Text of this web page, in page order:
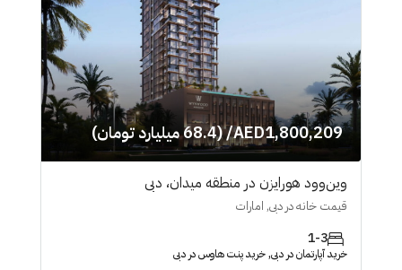
AED1,800,209/ (68.4 میلیارد تومان)
وین‌وود هورایزن در منطقه میدان، دبی
قیمت خانه در دبی, امارات
1-3
خرید آپارتمان در دبی, خرید پنت هاوس در دبی